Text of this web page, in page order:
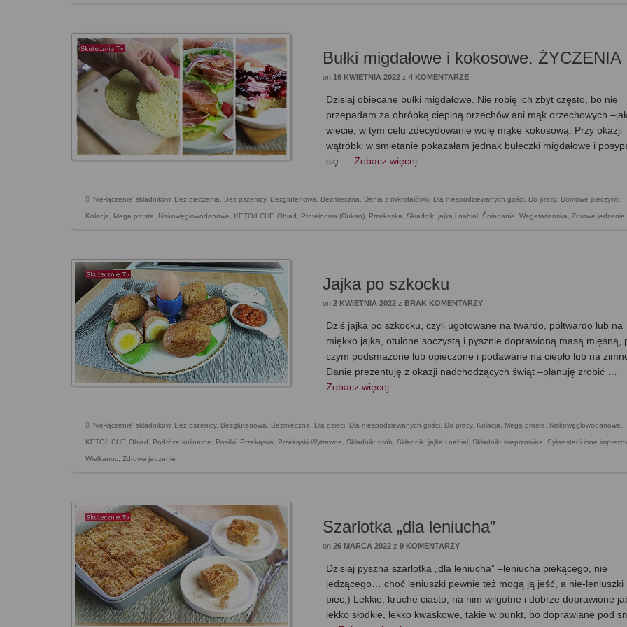
Bułki migdałowe i kokosowe. ŻYCZENIA
on 16 KWIETNIA 2022 z4 KOMENTARZE
Dzisiaj obiecane bułki migdałowe. Nie robię ich zbyt często, bo nie
przepadam za obróbką cieplną orzechów ani mąk orzechowych
wiecie, w tym celu zdecydowanie wolę mąkę kokosową. Przy okazji
wątróbki w śmietanie pokazałam jednak bułeczki migdałowe i
się …Zobacz więcej…
'Nie-łączenie' składników, Bez pieczenia, Bez pszenicy, Bezglutenowa, Bezmleczna, Dania z mikrofalówki, Dla niespodziewanych gości, Do pracy, Domowe pieczywo,
Kolacja, Mega proste, Niskowęglowodanowe, KETO/LCHF, Obiad, Proteinowa (Dukan), Przekąska, Składnik: jajka i nabiał, Śniadanie, Wegetariańska, Zdrowe jedzenie
Jajka po szkocku
on2 KWIETNIA 2022 z BRAK KOMENTARZY
Dziś jajka po szkocku, czyli ugotowane na twardo, półtwardo lub na
miękko jajka, otulone soczystą i pysznie doprawioną masą mięsną,
czym podsmażone lub opieczone i podawane na ciepło lub na
Danie prezentuję z okazji nadchodzących świąt –planuję zrobić …
Zobacz więcej…
'Nie-łączenie' składników, Bez pszenicy, Bezglutenowa, Bezmleczna, Dla dzieci, Dla niespodziewanych gości, Do pracy, Kolacja, Mega proste, Niskowęglowodanowe,
KETO/LCHF, Obiad, Podróże kulinarne, Posiłki, Przekąska, Przekąski Wytrawne, Składnik: drób, Składnik: jajka i nabiał, Składnik: wieprzowina, Sylwester i inne
Wielkanoc, Zdrowe jedzenie
Szarlotka „dla leniucha”
on26 MARCA 2022 z9 KOMENTARZY
Dzisiaj pyszna szarlotka „dla leniucha” –leniucha piekącego, nie
jedzącego… choć leniuszki pewnie też mogą ją jeść, a nie-leniuszki
piec;) Lekkie, kruche ciasto, na nim wilgotne i dobrze doprawione
lekko słodkie, lekko kwaskowe, takie w punkt, bo doprawiane pod